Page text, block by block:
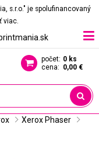
s.r.o." je spolufinancovaný
viac.
počet: 0 ks
cena: 0,00 €
Xerox Phaser